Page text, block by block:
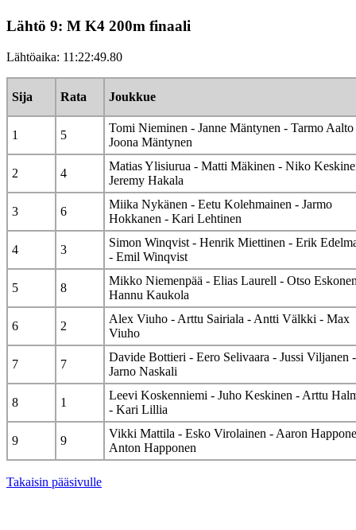
Lähtö 9: M K4 200m finaali
Lähtöaika: 11:22:49.80
Sija Rata Joukkue
1 5
Tomi Nieminen - Janne Mäntynen - Tarmo Aalto
Joona Mäntynen
2 4
Matias Ylisiurua - Matti Mäkinen - Niko
Jeremy Hakala
3 6
Miika Nykänen - Eetu Kolehmainen - Jarmo
Hokkanen - Kari Lehtinen
4 3
Simon Winqvist - Henrik Miettinen - Erik
- Emil Winqvist
5 8
Mikko Niemenpää - Elias Laurell - Otso
Hannu Kaukola
6 2
Alex Viuho - Arttu Sairiala - Antti Välkki - Max
Viuho
7 7
Davide Bottieri - Eero Selivaara - Jussi Viljanen -
Jarno Naskali
8 1
Leevi Koskenniemi - Juho Keskinen - Arttu
- Kari Lillia
9 9
Vikki Mattila - Esko Virolainen - Aaron
Anton Happonen
Takaisin pääsivulle